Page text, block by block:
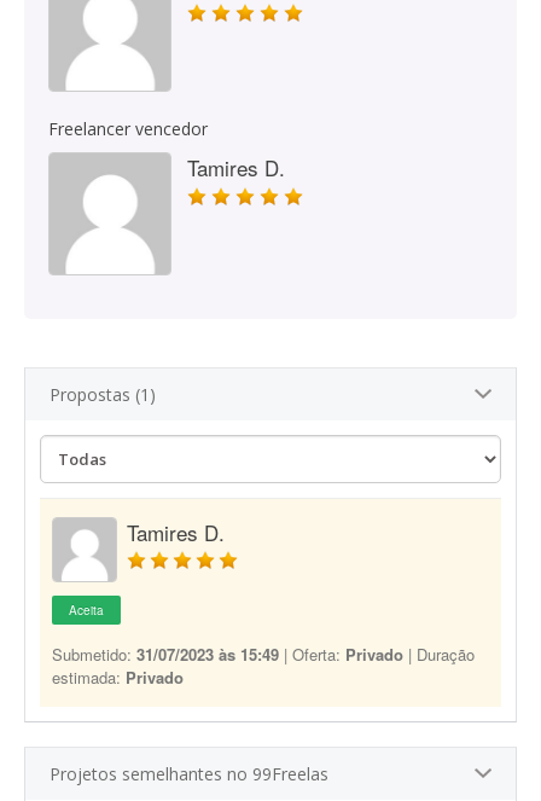
Freelancer vencedor
Tamires D.
Propostas (1)
Tamires D.
Aceita
Submetido: 31/07/2023 às 15:49 | Oferta: Privado | Duração
estimada: Privado
Projetos semelhantes no 99Freelas